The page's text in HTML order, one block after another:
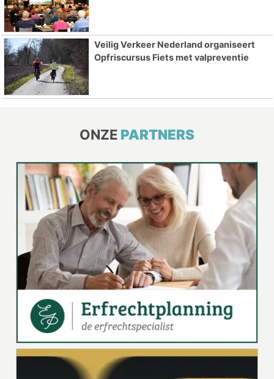
Veilig Verkeer Nederland organiseert
Opfriscursus Fiets met valpreventie
ONZE PARTNERS